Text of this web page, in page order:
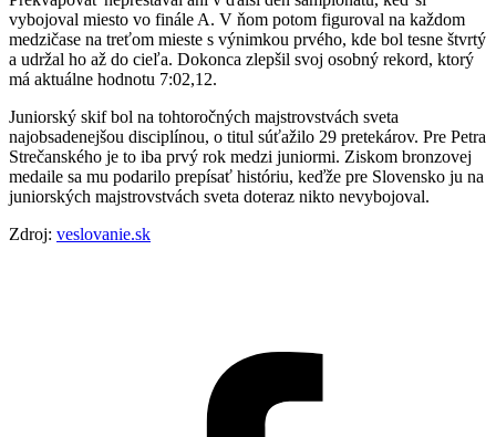
vybojoval miesto vo finále A. V ňom potom figuroval na každom
medzičase na treťom mieste s výnimkou prvého, kde bol tesne štvrtý
a udržal ho až do cieľa. Dokonca zlepšil svoj osobný rekord, ktorý
má aktuálne hodnotu 7:02,12.
Juniorský skif bol na tohtoročných majstrovstvách sveta
najobsadenejšou disciplínou, o titul súťažilo 29 pretekárov. Pre Petra
Strečanského je to iba prvý rok medzi juniormi. Ziskom bronzovej
medaile sa mu podarilo prepísať históriu, keďže pre Slovensko ju na
juniorských majstrovstvách sveta doteraz nikto nevybojoval.
Zdroj: veslovanie.sk